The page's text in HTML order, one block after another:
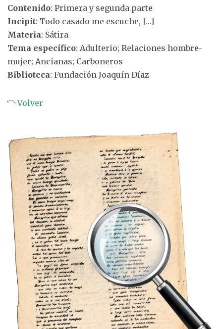
Contenido: Primera y segunda parte
Incipit: Todo casado me escuche, […]
Materia: Sátira
Tema específico: Adulterio; Relaciones hombre-
mujer; Ancianas; Carboneros
Biblioteca: Fundación Joaquín Díaz
Volver